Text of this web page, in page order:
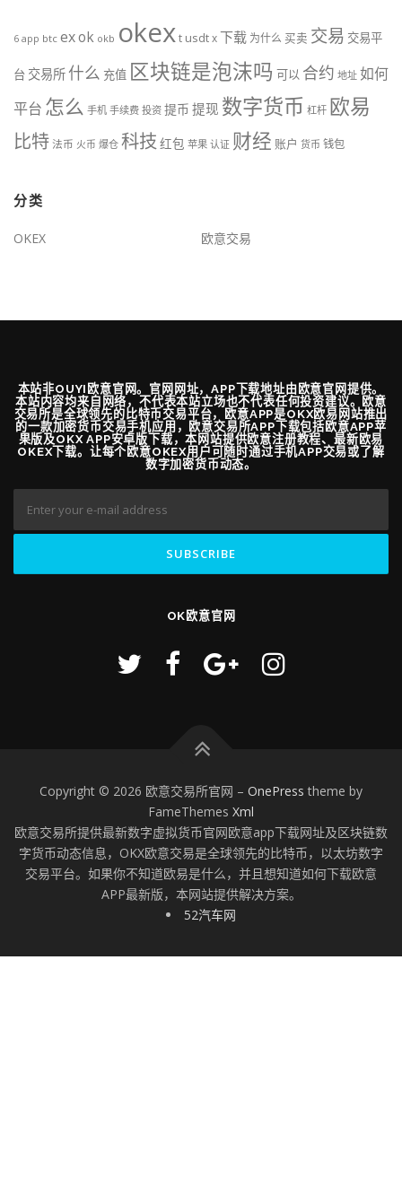
6 app btc exok okb okext usdtx下载 为什么 买卖 交易 交易平
台 交易所 什么 充值 区块链是泡沫吗 可以 合约 地址 如何
平台 怎么 手机 手续费 投资 提币 提现 数字货币 杠杆 欧易
比特法币 火币 爆仓 科技 红包 苹果 认证 财经 账户 货币 钱包
分类
OKEX 欧意交易
本站非OUYI欧意官网。官网网址，APP下载地址由欧意官网提供。
本站内容均来自网络，不代表本站立场也不代表任何投资建议。欧意
交易所是全球领先的比特币交易平台，欧意APP是OKX欧易网站推出
的一款加密货币交易手机应用，欧意交易所APP下载包括欧意APP苹
果版及OKX APP安卓版下载，本网站提供欧意注册教程、最新欧易
OKEX下载。让每个欧意OKEX用户可随时通过手机APP交易或了解
数字加密货币动态。
OK欧意官网
Copyright © 2026 欧意交易所官网 – OnePress theme by
FameThemes Xml
欧意交易所提供最新数字虚拟货币官网欧意app下载网址及区块链数
字货币动态信息，OKX欧意交易是全球领先的比特币，以太坊数字
交易平台。如果你不知道欧易是什么，并且想知道如何下载欧意
APP最新版，本网站提供解决方案。
52汽车网